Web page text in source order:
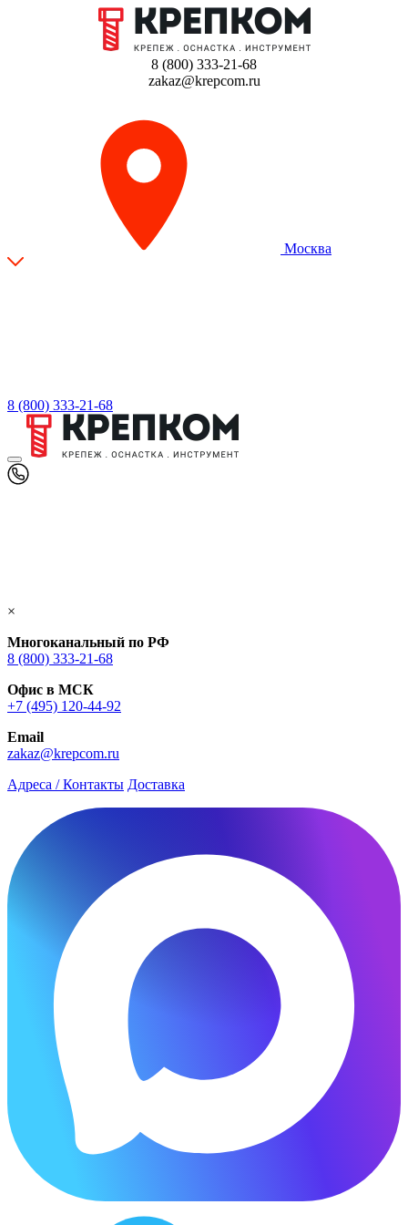
8 (800) 333-21-68
zakaz@krepcom.ru
Москва
8 (800) 333-21-68
×
Многоканальный по РФ
8 (800) 333‑21-68
Офис в МСК
+7 (495) 120-44-92
Email
zakaz@krepcom.ru
Адреса / Контакты Доставка